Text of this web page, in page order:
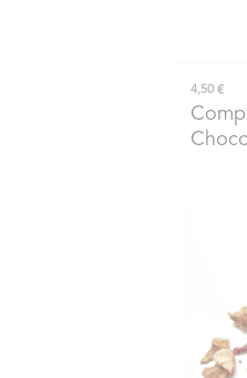
4,50 €